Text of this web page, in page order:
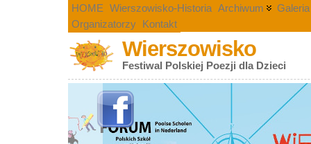
HOME Wierszowisko-Historia Archiwum
Galeria
Organizatorzy Kontakt
Wierszowisko
Festiwal Polskiej Poezji dla Dzieci